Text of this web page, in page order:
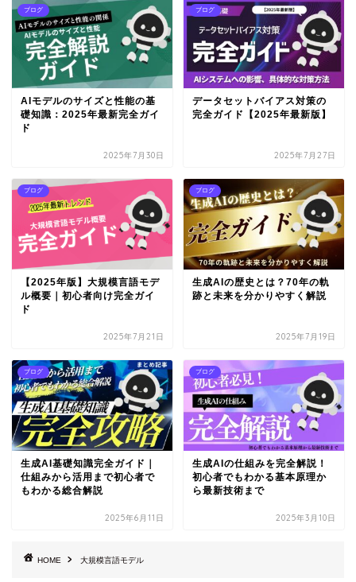
ブログ
AIモデルのサイズと性能の基
礎知識：2025年最新完全ガイ
ド
2025年7月30日
ブログ
データセットバイアス対策の
完全ガイド【2025年最新版】
2025年7月27日
ブログ
【2025年版】大規模言語モデ
ル概要｜初心者向け完全ガイ
ド
2025年7月21日
ブログ
生成AIの歴史とは？70年の軌
跡と未来を分かりやすく解説
2025年7月19日
ブログ
生成AI基礎知識完全ガイド｜
仕組みから活用まで初心者で
もわかる総合解説
2025年6月11日
ブログ
生成AIの仕組みを完全解説！
初心者でもわかる基本原理か
ら最新技術まで
2025年3月10日
HOME 大規模言語モデル